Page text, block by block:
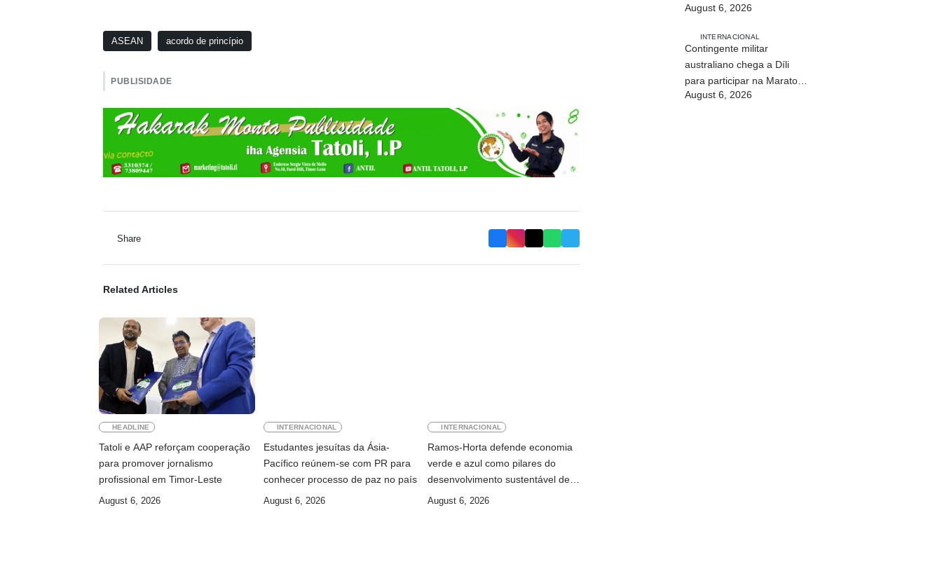
ASEAN acordo de princípio
PUBLISIDADE
Share
Related Articles
HEADLINE
Tatoli e AAP reforçam cooperação
para promover jornalismo
profissional em Timor-Leste
August 6, 2026
INTERNACIONAL
Estudantes jesuítas da Ásia-
Pacífico reúnem-se com PR para
conhecer processo de paz no país
August 6, 2026
INTERNACIONAL
Ramos-Horta defende economia
verde e azul como pilares do
desenvolvimento sustentável de
Timor-Leste
August 6, 2026
até 2027
August 6, 2026
INTERNACIONAL
Contingente militar
australiano chega a Díli
para participar na Maratona
Internacional de 2026
August 6, 2026